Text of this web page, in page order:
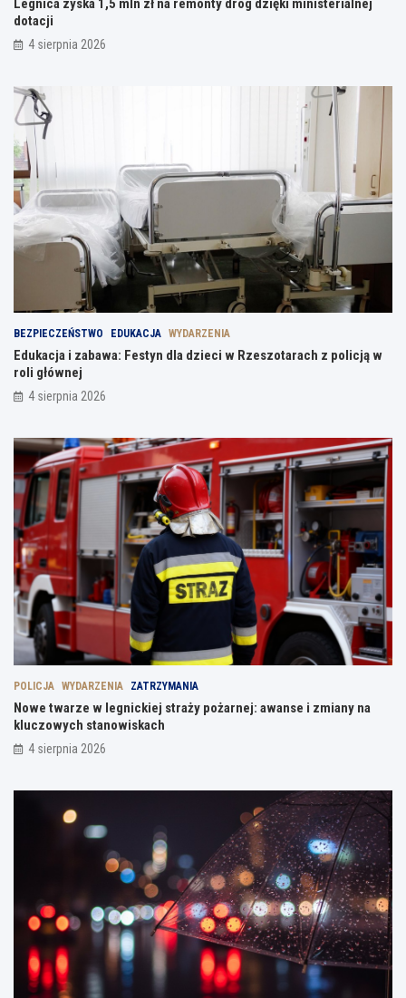
dotacji
4 sierpnia 2026
BEZPIECZEŃSTWO EDUKACJA WYDARZENIA
Edukacja i zabawa: Festyn dla dzieci w Rzeszotarach z policją w
roli głównej
4 sierpnia 2026
POLICJA WYDARZENIA ZATRZYMANIA
Nowe twarze w legnickiej straży pożarnej: awanse i zmiany na
kluczowych stanowiskach
4 sierpnia 2026